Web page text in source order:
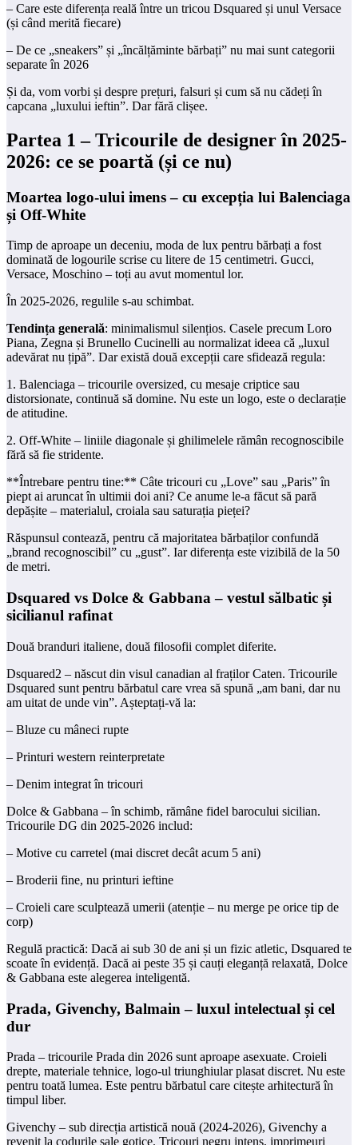
– Care este diferența reală între un tricou Dsquared și unul Versace
(și când merită fiecare)
– De ce „sneakers” și „încălțăminte bărbați” nu mai sunt categorii
separate în 2026
Și da, vom vorbi și despre prețuri, falsuri și cum să nu cădeți în
capcana „luxului ieftin”. Dar fără clișee.
Partea 1 – Tricourile de designer în 2025-
2026: ce se poartă (și ce nu)
Moartea logo-ului imens – cu excepția lui Balenciaga
și Off-White
Timp de aproape un deceniu, moda de lux pentru bărbați a fost
dominată de logourile scrise cu litere de 15 centimetri. Gucci,
Versace, Moschino – toți au avut momentul lor.
În 2025-2026, regulile s-au schimbat.
Tendința generală: minimalismul silențios. Casele precum Loro
Piana, Zegna și Brunello Cucinelli au normalizat ideea că „luxul
adevărat nu țipă”. Dar există două excepții care sfidează regula:
1. Balenciaga – tricourile oversized, cu mesaje criptice sau
distorsionate, continuă să domine. Nu este un logo, este o declarație
de atitudine.
2. Off-White – liniile diagonale și ghilimelele rămân recognoscibile
fără să fie stridente.
**Întrebare pentru tine:** Câte tricouri cu „Love” sau „Paris” în
piept ai aruncat în ultimii doi ani? Ce anume le-a făcut să pară
depășite – materialul, croiala sau saturația pieței?
Răspunsul contează, pentru că majoritatea bărbaților confundă
„brand recognoscibil” cu „gust”. Iar diferența este vizibilă de la 50
de metri.
Dsquared vs Dolce & Gabbana – vestul sălbatic și
sicilianul rafinat
Două branduri italiene, două filosofii complet diferite.
Dsquared2 – născut din visul canadian al fraților Caten. Tricourile
Dsquared sunt pentru bărbatul care vrea să spună „am bani, dar nu
am uitat de unde vin”. Așteptați-vă la:
– Bluze cu mâneci rupte
– Printuri western reinterpretate
– Denim integrat în tricouri
Dolce & Gabbana – în schimb, rămâne fidel barocului sicilian.
Tricourile DG din 2025-2026 includ:
– Motive cu carretel (mai discret decât acum 5 ani)
– Broderii fine, nu printuri ieftine
– Croieli care sculptează umerii (atenție – nu merge pe orice tip de
corp)
Regulă practică: Dacă ai sub 30 de ani și un fizic atletic, Dsquared te
scoate în evidență. Dacă ai peste 35 și cauți eleganță relaxată, Dolce
& Gabbana este alegerea inteligentă.
Prada, Givenchy, Balmain – luxul intelectual și cel
dur
Prada – tricourile Prada din 2026 sunt aproape asexuate. Croieli
drepte, materiale tehnice, logo-ul triunghiular plasat discret. Nu este
pentru toată lumea. Este pentru bărbatul care citește arhitectură în
timpul liber.
Givenchy – sub direcția artistică nouă (2024-2026), Givenchy a
revenit la codurile sale gotice. Tricouri negru intens, imprimeuri